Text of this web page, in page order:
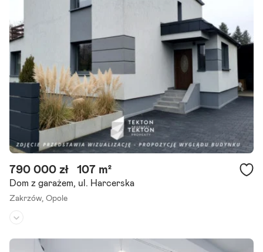
Sprzedaż - wyremontowany, dwukondygnacyjny, dom w zabudowie
bliźniaczej o pow.ok. 230 m2. pięknie zagospodarowana działka 600
m2. - opole Kolonia Gosławicka. Dom mieszkalny w zabudowie.
Szczegóły ogłoszenia
Dom z garażem, ul. Harcerska
Zakrzów, Opole
790 000 zł 107 m²
Liczba pokoi: